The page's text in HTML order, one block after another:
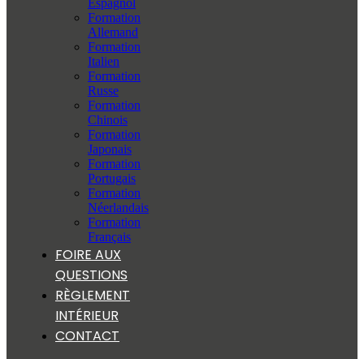
Espagnol
Formation
Allemand
Formation
Italien
Formation
Russe
Formation
Chinois
Formation
Japonais
Formation
Portugais
Formation
Néerlandais
Formation
Français
FOIRE AUX
QUESTIONS
RÈGLEMENT
INTÉRIEUR
CONTACT